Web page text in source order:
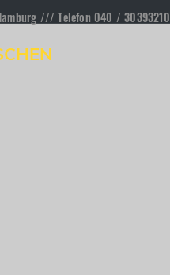
/// Telefon 040 / 30393210